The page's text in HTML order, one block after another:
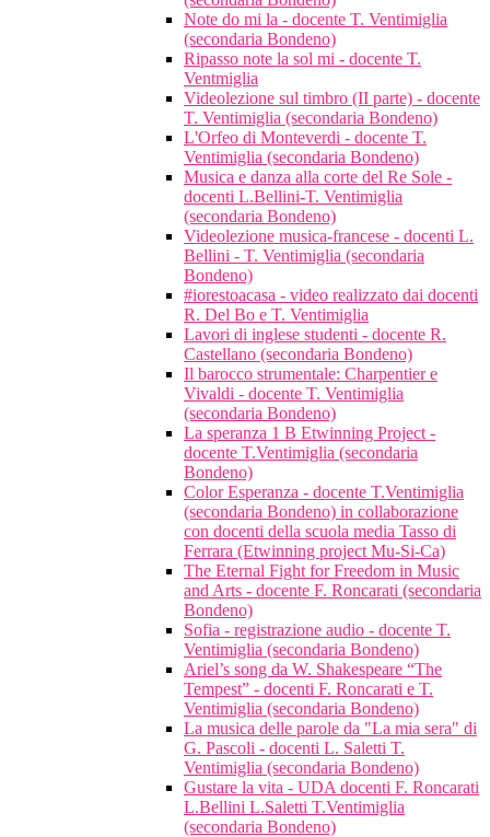
Note do mi la - docente T. Ventimiglia
(secondaria Bondeno)
Ripasso note la sol mi - docente T.
Ventmiglia
Videolezione sul timbro (II parte) - docente
T. Ventimiglia (secondaria Bondeno)
L'Orfeo di Monteverdi - docente T.
Ventimiglia (secondaria Bondeno)
Musica e danza alla corte del Re Sole -
docenti L.Bellini-T. Ventimiglia
(secondaria Bondeno)
Videolezione musica-francese - docenti L.
Bellini - T. Ventimiglia (secondaria
Bondeno)
#iorestoacasa - video realizzato dai docenti
R. Del Bo e T. Ventimiglia
Lavori di inglese studenti - docente R.
Castellano (secondaria Bondeno)
Il barocco strumentale: Charpentier e
Vivaldi - docente T. Ventimiglia
(secondaria Bondeno)
La speranza 1 B Etwinning Project -
docente T.Ventimiglia (secondaria
Bondeno)
Color Esperanza - docente T.Ventimiglia
(secondaria Bondeno) in collaborazione
con docenti della scuola media Tasso di
Ferrara (Etwinning project Mu-Si-Ca)
The Eternal Fight for Freedom in Music
and Arts - docente F. Roncarati (secondaria
Bondeno)
Sofia - registrazione audio - docente T.
Ventimiglia (secondaria Bondeno)
Ariel’s song da W. Shakespeare “The
Tempest” - docenti F. Roncarati e T.
Ventimiglia (secondaria Bondeno)
La musica delle parole da "La mia sera" di
G. Pascoli - docenti L. Saletti T.
Ventimiglia (secondaria Bondeno)
Gustare la vita - UDA docenti F. Roncarati
L.Bellini L.Saletti T.Ventimiglia
(secondaria Bondeno)